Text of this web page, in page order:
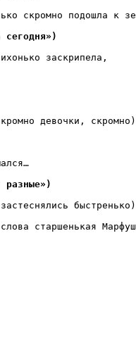
скромно подошла к
заскрипела,
девочки, скромно)
разные»)
старшенькая